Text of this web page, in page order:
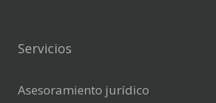
Servicios
Asesoramiento jurídico